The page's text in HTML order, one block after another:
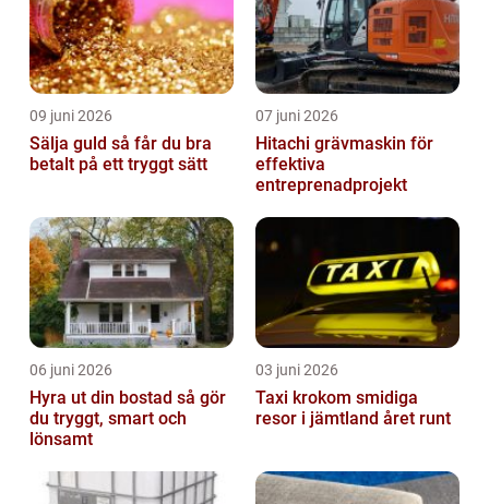
09 juni 2026
Sälja guld så får du bra
betalt på ett tryggt sätt
07 juni 2026
Hitachi grävmaskin för
effektiva
entreprenadprojekt
06 juni 2026
Hyra ut din bostad så gör
du tryggt, smart och
lönsamt
03 juni 2026
Taxi krokom smidiga
resor i jämtland året runt